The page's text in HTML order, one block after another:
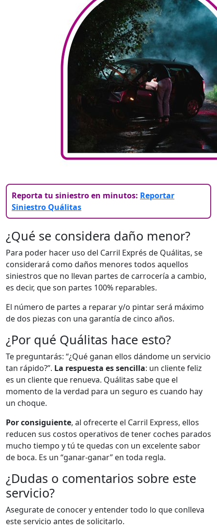
Reporta tu siniestro en minutos: Reportar
Siniestro Quálitas
¿Qué se considera daño menor?
Para poder hacer uso del Carril Exprés de Quálitas, se
considerará como daños menores todos aquellos
siniestros que no llevan partes de carrocería a cambio,
es decir, que son partes 100% reparables.
El número de partes a reparar y/o pintar será máximo
de dos piezas con una garantía de cinco años.
¿Por qué Quálitas hace esto?
Te preguntarás: “¿Qué ganan ellos dándome un servicio
tan rápido?”. La respuesta es sencilla: un cliente feliz
es un cliente que renueva. Quálitas sabe que el
momento de la verdad para un seguro es cuando hay
un choque.
Por consiguiente, al ofrecerte el Carril Express, ellos
reducen sus costos operativos de tener coches parados
mucho tiempo y tú te quedas con un excelente sabor
de boca. Es un “ganar-ganar” en toda regla.
¿Dudas o comentarios sobre este
servicio?
Asegurate de conocer y entender todo lo que conlleva
este servicio antes de solicitarlo.